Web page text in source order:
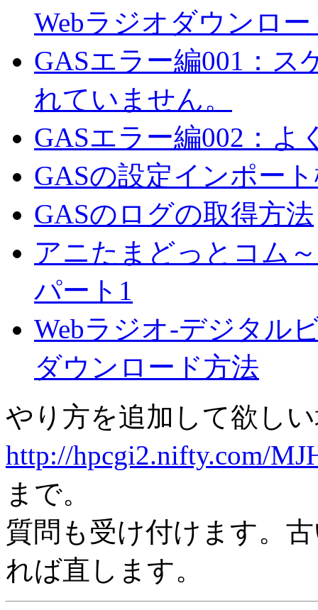
Webラジオダウンロ
GASエラー編001：
れていません。
GASエラー編002：よ
GASの設定インポー
GASのログの取得方法
アニたまどっとコム
パート1
Webラジオ-デジタル
ダウンロード方法
やり方を追加して欲し
http://hpcgi2.nifty.com/
まで。
質問も受け付けます。
れば直します。